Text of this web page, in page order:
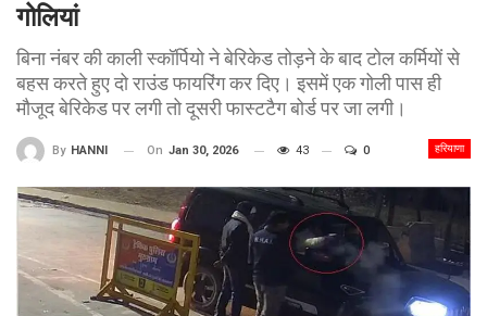
गोलियां
बिना नंबर की काली स्कॉर्पियो ने बेरिकेड तोड़ने के बाद टोल कर्मियों से
बहस करते हुए दो राउंड फायरिंग कर दिए। इसमें एक गोली पास ही
मौजूद बेरिकेड पर लगी तो दूसरी फास्टटैग बोर्ड पर जा लगी।
हरियाणा
By HANNI On Jan 30, 2026 43 0